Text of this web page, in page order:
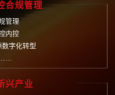
合规管理
管理
内控
数字化转型
……
兴产业